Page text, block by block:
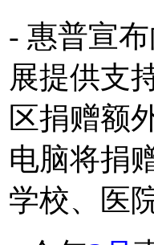
- 惠普宣
展提供支
区捐赠额
电脑将捐
学校、医